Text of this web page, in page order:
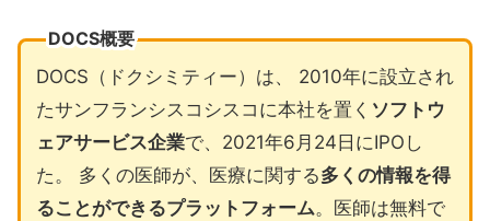
DOCS概要
DOCS（ドクシミティー）は、 2010年に設立され
たサンフランシスコシスコに本社を置く ソフトウ
ェアサービス企業で、2021年6月24日にIPOし
た。 多くの医師が、医療に関する多くの情報を得
ることができるプラットフォーム。医師は無料で